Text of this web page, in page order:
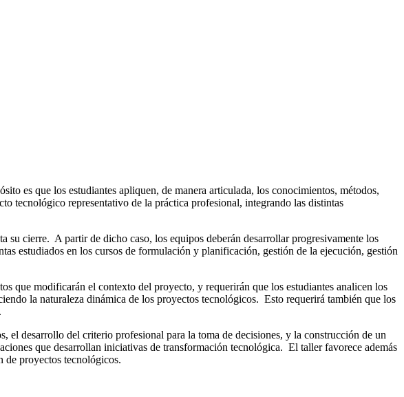
es que los estudiantes apliquen, de manera articulada, los conocimientos, métodos,
tecnológico representativo de la práctica profesional, integrando las distintas
su cierre. A partir de dicho caso, los equipos deberán desarrollar progresivamente los
estudiados en los cursos de formulación y planificación, gestión de la ejecución, gestión
que modificarán el contexto del proyecto, y requerirán que los estudiantes analicen los
la naturaleza dinámica de los proyectos tecnológicos. Esto requerirá también que los
el desarrollo del criterio profesional para la toma de decisiones, y la construcción de un
que desarrollan iniciativas de transformación tecnológica. El taller favorece además
de proyectos tecnológicos.